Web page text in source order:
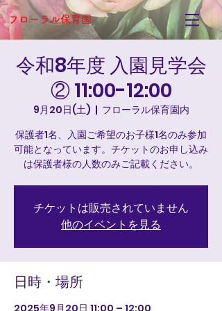
フローラル保育園
令和8年度 入園見学会
② 11:00-12:00
9月20日(土)
  |
フローラル保育園内
保護者1名、入園ご希望のお子様1名のみ参加
可能となっています。チケットのお申し込み
は保護者様の人数のみご記載ください。
チケットは販売されていません
他のイベントを見る
日時・場所
2025年9月20日 11:00 – 12:00